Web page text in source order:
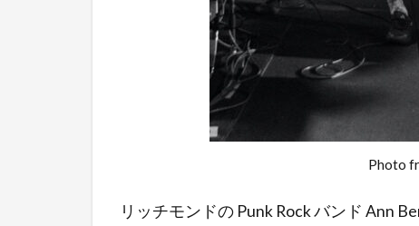
Photo
リッチモンドの Punk Rock バンド Ann